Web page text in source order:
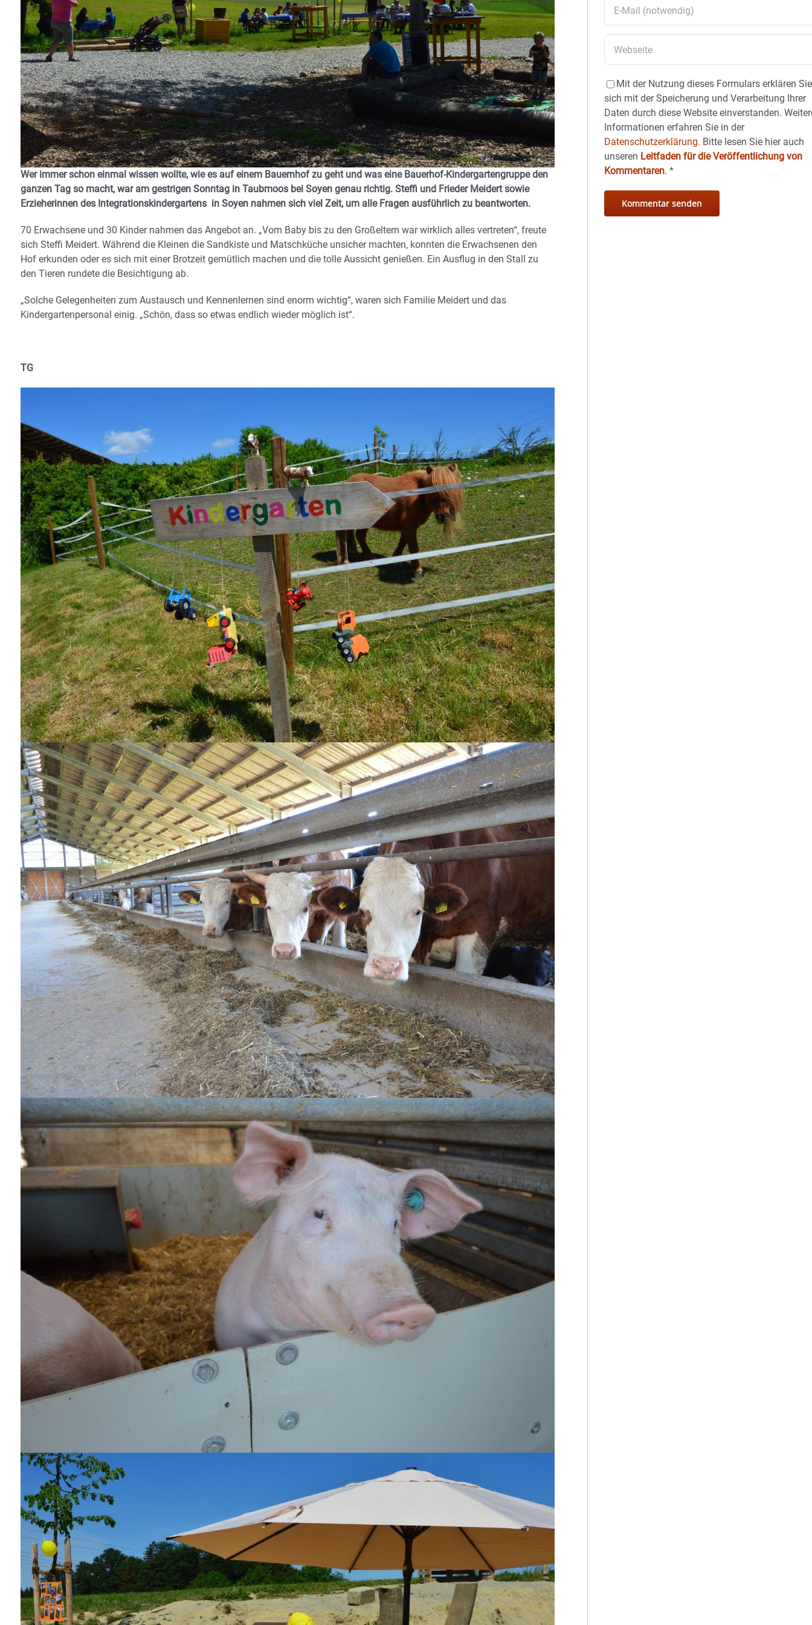
Wer immer schon einmal wissen wollte, wie es auf einem Bauernhof zu geht und was eine Bauerhof-Kindergartengruppe den
ganzen Tag so macht, war am gestrigen Sonntag in Taubmoos bei Soyen genau richtig. Steffi und Frieder Meidert sowie
Erzieherinnen des Integrationskindergartens in Soyen nahmen sich viel Zeit, um alle Fragen ausführlich zu beantworten.
70 Erwachsene und 30 Kinder nahmen das Angebot an. „Vom Baby bis zu den Großeltern war wirklich alles vertreten“, freute
sich Steffi Meidert. Während die Kleinen die Sandkiste und Matschküche unsicher machten, konnten die Erwachsenen den
Hof erkunden oder es sich mit einer Brotzeit gemütlich machen und die tolle Aussicht genießen. Ein Ausflug in den Stall zu
den Tieren rundete die Besichtigung ab.
„Solche Gelegenheiten zum Austausch und Kennenlernen sind enorm wichtig“, waren sich Familie Meidert und das
Kindergartenpersonal einig. „Schön, dass so etwas endlich wieder möglich ist“.
TG
Mit der Nutzung dieses Formulars erklären Sie
sich mit der Speicherung und Verarbeitung Ihrer
Daten durch diese Website einverstanden.
Informationen erfahren Sie in der
Datenschutzerklärung. Bitte lesen Sie hier auch
unseren Leitfaden für die Veröffentlichung von
Kommentaren.*